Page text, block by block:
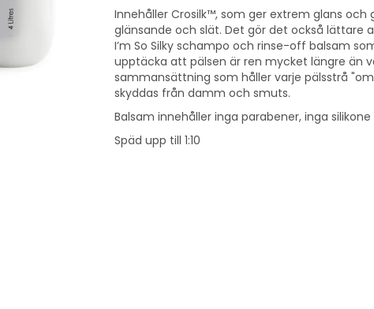
Innehåller Crosilk™, som ger extrem glans
glänsande och slät. Det gör det också lättare
I’m So Silky schampo och rinse-off balsam
upptäcka att pälsen är ren mycket längre än
sammansättning som håller varje pälsstrå
skyddas från damm och smuts.
Balsam innehåller inga parabener, inga
Späd upp till 1:10